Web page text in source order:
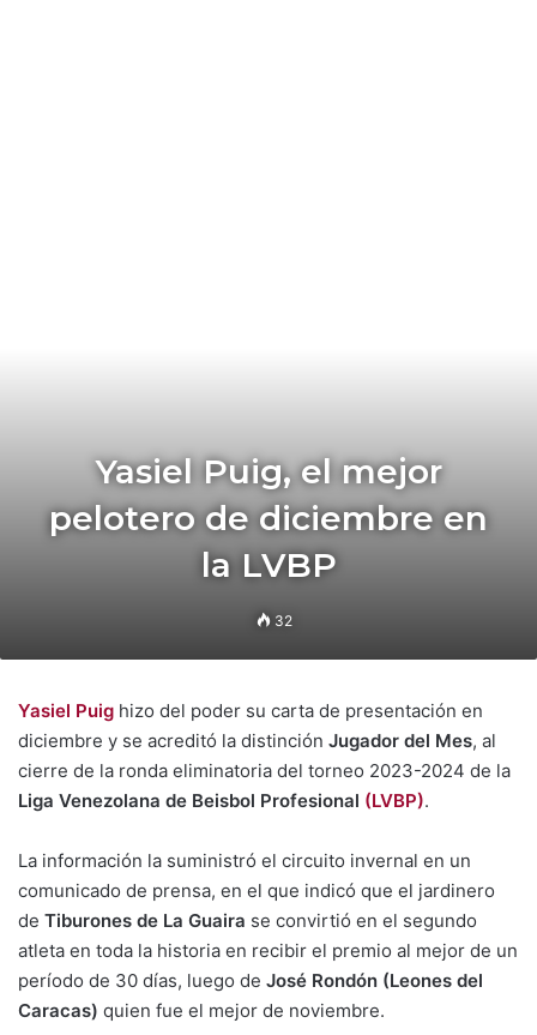
Yasiel Puig, el mejor
pelotero de diciembre en
la LVBP
32
Yasiel Puig hizo del poder su carta de presentación en
diciembre y se acreditó la distinción Jugador del Mes, al
cierre de la ronda eliminatoria del torneo 2023-2024 de la
Liga Venezolana de Beisbol Profesional (LVBP).
La información la suministró el circuito invernal en un
comunicado de prensa, en el que indicó que el jardinero
de Tiburones de La Guaira se convirtió en el segundo
atleta en toda la historia en recibir el premio al mejor de un
período de 30 días, luego de José Rondón (Leones del
Caracas) quien fue el mejor de noviembre.